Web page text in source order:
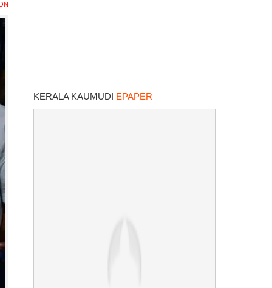
KERALA KAUMUDI EPAPER